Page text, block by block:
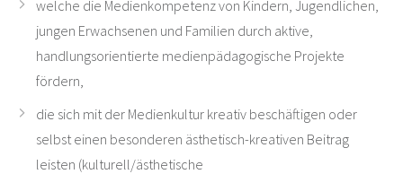
welche die Medienkompetenz von Kindern, Jugendlichen,
jungen Erwachsenen und Familien durch aktive,
handlungsorientierte medienpädagogische Projekte
fördern,
die sich mit der Medienkultur kreativ beschäftigen oder
selbst einen besonderen ästhetisch-kreativen Beitrag
leisten (kulturell/ästhetische